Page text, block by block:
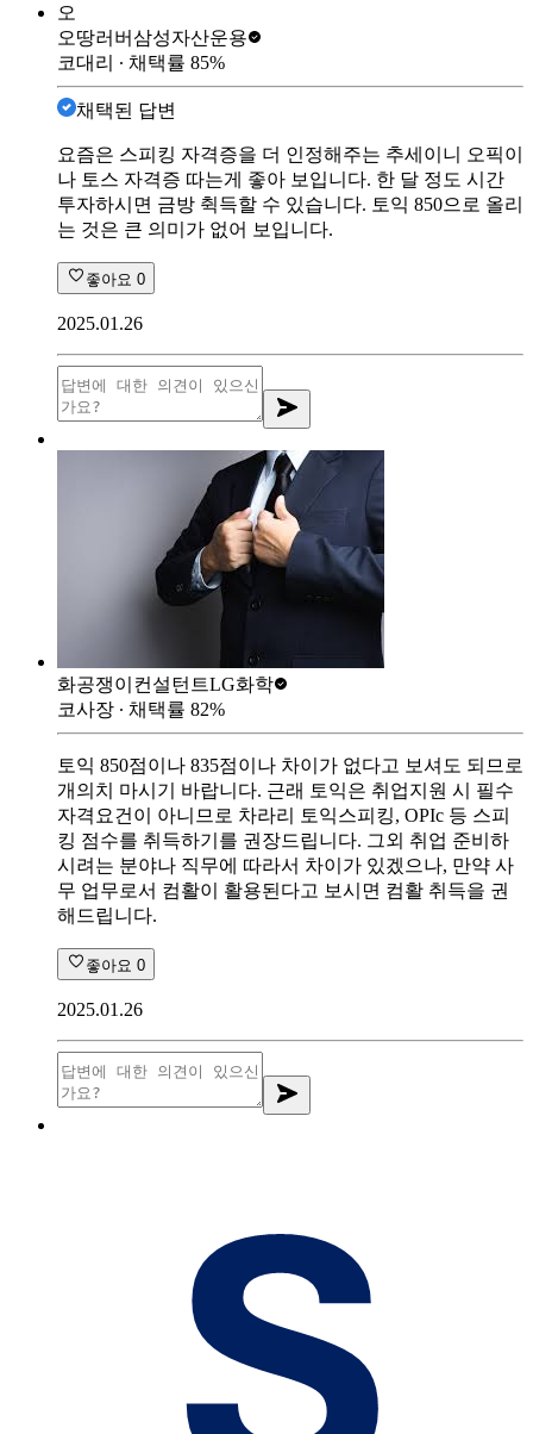
오
오땅러버삼성자산운용
코대리 ∙ 채택률 85%
채택된 답변
요즘은 스피킹 자격증을 더 인정해주는 추세이니 오픽이
나 토스 자격증 따는게 좋아 보입니다. 한 달 정도 시간
투자하시면 금방 췩득할 수 있습니다. 토익 850으로 올리
는 것은 큰 의미가 없어 보입니다.
좋아요 0
2025.01.26
화공쟁이컨설턴트LG화학
코사장 ∙ 채택률 82%
토익 850점이나 835점이나 차이가 없다고 보셔도 되므로
개의치 마시기 바랍니다. 근래 토익은 취업지원 시 필수
자격요건이 아니므로 차라리 토익스피킹, OPIc 등 스피
킹 점수를 취득하기를 권장드립니다. 그외 취업 준비하
시려는 분야나 직무에 따라서 차이가 있겠으나, 만약 사
무 업무로서 컴활이 활용된다고 보시면 컴활 취득을 권
해드립니다.
좋아요 0
2025.01.26